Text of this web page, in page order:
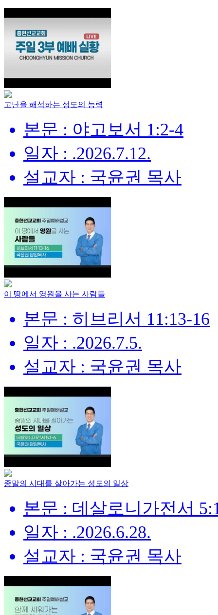
고난을 해석하는 성도의 능력
본문 : 야고보서 1:2-4
일자 : .2026.7.12.
설교자 : 국윤권 목사
이 땅에서 영원을 사는 사람들
본문 : 히브리서 11:13-16
일자 : .2026.7.5.
설교자 : 국윤권 목사
종말의 시대를 살아가는 성도의 일상
본문 : 데살로니가전서
일자 : .2026.6.28.
설교자 : 국윤권 목사